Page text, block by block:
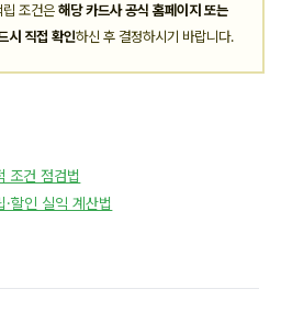
립 조건은 해당 카드사 공식 홈페이지 또는
시 직접 확인하신 후 결정하시기 바랍니다.
조건 점검법
할인 실익 계산법